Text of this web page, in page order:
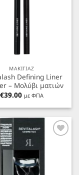
ΜΑΚΙΓΙΑΖ
Defining Liner
– Μολύβι ματιών
€39.00 με ΦΠΑ
Προσθήκη